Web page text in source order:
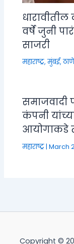
वर्षे जुनी
साजरी
महाराष्ट्र,मुंबई,
समाजवादी
कंपनी
आयोगाकडे
महाराष्ट्र|March
Copyright ©